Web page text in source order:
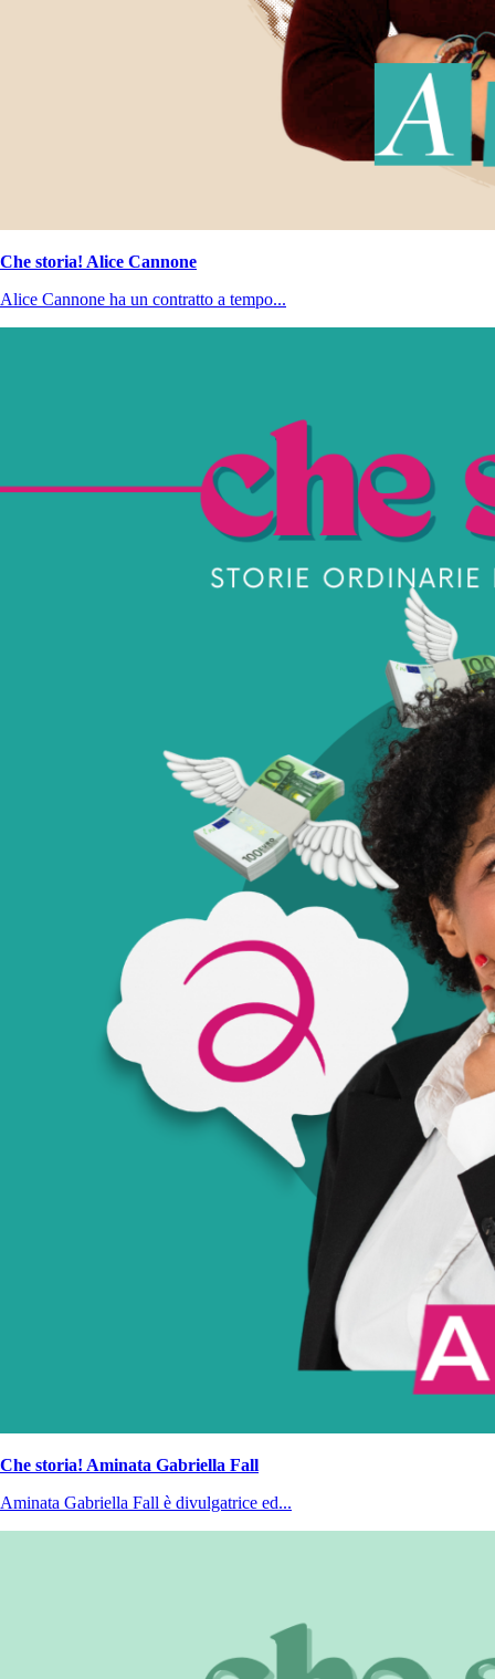
Che storia! Alice Cannone
Alice Cannone ha un contratto a tempo...
Che storia! Aminata Gabriella Fall
Aminata Gabriella Fall è divulgatrice ed...